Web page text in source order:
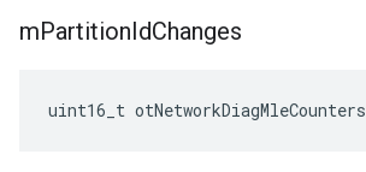
mPartitionIdChanges
uint16_t otNetworkDiagMleCounters